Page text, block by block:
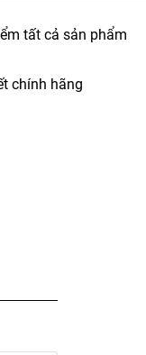
tất cả sản phẩm
chính hãng